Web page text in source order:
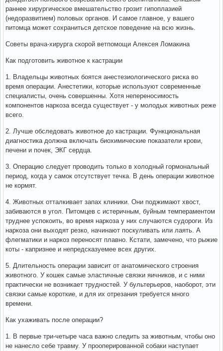
раннее хирургическое вмешательство грозит гипоплазией
(недоразвитием) половых органов. И самое главное, у вашего
питомца может сохраниться детское поведение на всю жизнь.
Советы врача-хирурга скорой ветпомощи Алексея Ломакина
Как подготовить животное к кастрации
1. Владельцы животных боятся анестезиологического риска во
время операции. Анестетики, которые используют современные
специалисты, очень совершенны. Хотя непереносимость
компонентов наркоза всегда существует - у молодых животных реже
всего.
2. Лучше обследовать животное до кастрации. Функциональная
диагностика должна включать биохимические показатели крови,
печени и почек, ЭКГ сердца.
3. Операцию следует проводить только в холодный гормональный
период, когда у самок отсутствует течка. В день операции животное
не кормят.
4. Животных отталкивает запах клиники. Они поджимают хвост,
забиваются в угол. Питомцев с истеричным, буйным темпераментом
труднее успокоить, во время наркоза у них случаются судороги. Из
наркоза они выходят резко, начинают поскуливать или лаять. А
флегматики и наркоз переносят плавно. Кстати, замечено, что рыжие
коты - капризнее и непредсказуемее всех других.
5. Длительность операции зависит от анатомического строения
животного. У кошек самые эластичные связки яичников, и с ними
практически не возникает трудностей. У бультерьеров, наоборот, эти
связки самые короткие, и для их отрезания требуется много
времени.
Как ухаживать после операции?
1. В первые три-четыре часа важно следить за животным, чтобы оно
не нанесло себе травму. У прооперированной собаки наступает